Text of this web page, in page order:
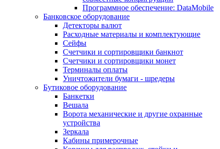
Программное обеспечение: DataMobile
Банковское оборудование
Детекторы валют
Расходные материалы и комплектующие
Сейфы
Счетчики и сортировщики банкнот
Счетчики и сортировщики монет
Терминалы оплаты
Уничтожители бумаги - шредеры
Бутиковое оборудование
Банкетки
Вешала
Ворота механические и другие охранные
устройства
Зеркала
Кабины примерочные